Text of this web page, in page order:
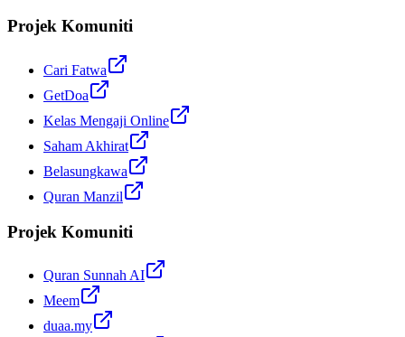
Projek Komuniti
Cari Fatwa
GetDoa
Kelas Mengaji Online
Saham Akhirat
Belasungkawa
Quran Manzil
Projek Komuniti
Quran Sunnah AI
Meem
duaa.my